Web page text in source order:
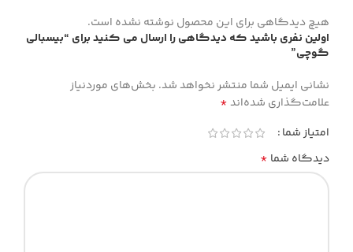
هیچ دیدگاهی برای این محصول نوشته نشده است.
اولین نفری باشید که دیدگاهی را ارسال می کنید برای “بیسبالی
گوچی”
نشانی ایمیل شما منتشر نخواهد شد. بخش‌های موردنیاز
علامت‌گذاری شده‌اند*
امتیاز شما
دیدگاه شما *